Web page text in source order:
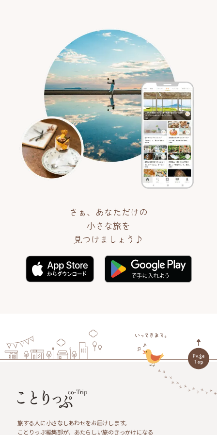
さぁ、あなただけの
小さな旅を
見つけましょう♪
旅する人に小さなしあわせをお届けします。
ことりっぷ編集部が、あたらしい旅のきっかけになる